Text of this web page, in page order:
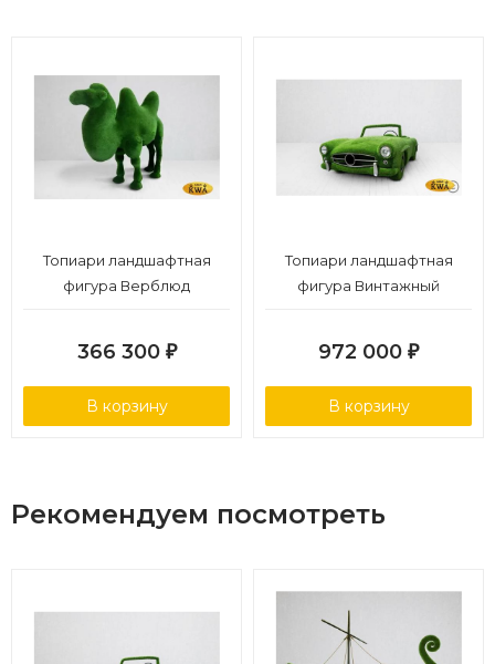
Топиари ландшафтная
фигура Верблюд
366 300 ₽
В корзину
Топиари ландшафтная
фигура Винтажный
972 000 ₽
В корзину
Рекомендуем посмотреть